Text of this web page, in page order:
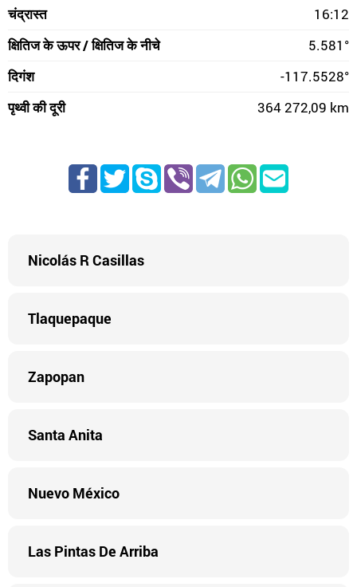
चंद्रास्त
16:12
क्षितिज के ऊपर / क्षितिज के नीचे
5.581°
दिगंश
-117.5528°
पृथ्वी की दूरी
364 272,09 km
Nicolás R Casillas
Tlaquepaque
Zapopan
Santa Anita
Nuevo México
Las Pintas De Arriba